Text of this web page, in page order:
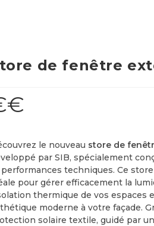
de fenêtre
le nouveau store de
par SIB, spécialement
techniques. Ce
pour gérer efficacement la
thermique de vos espaces
moderne à votre façade.
solaire textile, guidé par